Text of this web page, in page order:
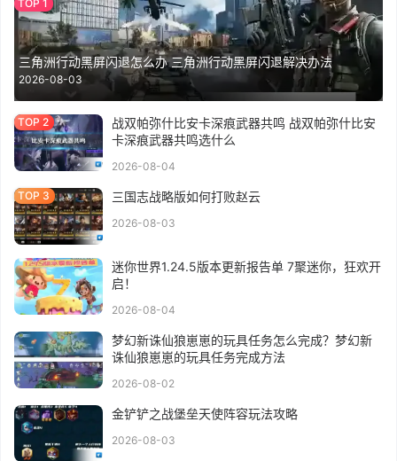
三角洲行动黑屏闪退怎么办 三角洲行动黑屏闪退解决办法
2026-08-03
战双帕弥什比安卡深痕武器共鸣 战双帕弥什比安
卡深痕武器共鸣选什么
2026-08-04
三国志战略版如何打败赵云
2026-08-03
迷你世界1.24.5版本更新报告单 7聚迷你，狂欢开
启！
2026-08-04
梦幻新诛仙狼崽崽的玩具任务怎么完成？梦幻新
诛仙狼崽崽的玩具任务完成方法
2026-08-02
金铲铲之战堡垒天使阵容玩法攻略
2026-08-03